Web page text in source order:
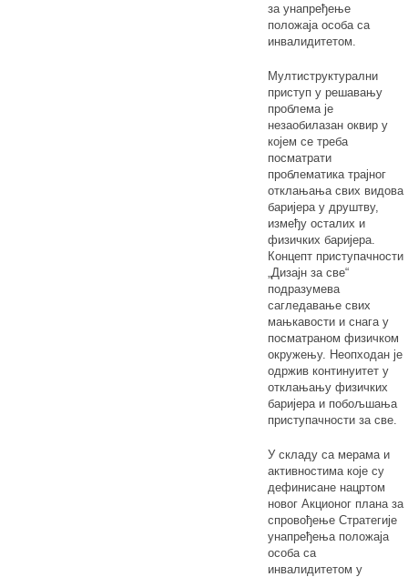
за унапређење
положаја особа са
инвалидитетом.
Мултиструктурални
приступ у решавању
проблема је
незаобилазан оквир у
којем се треба
посматрати
проблематика трајног
отклањања свих видова
баријера у друштву,
између осталих и
физичких баријера.
Концепт приступачности
„Дизајн за све“
подразумева
сагледавање свих
мањкавости и снага у
посматраном физичком
окружењу. Неопходан је
одржив континуитет у
отклањању физичких
баријера и побољшања
приступачности за све.
У складу са мерама и
активностима које су
дефинисане нацртом
новог Акционог плана за
спровођење Стратегије
унапређења положаја
особа са
инвалидитетом у